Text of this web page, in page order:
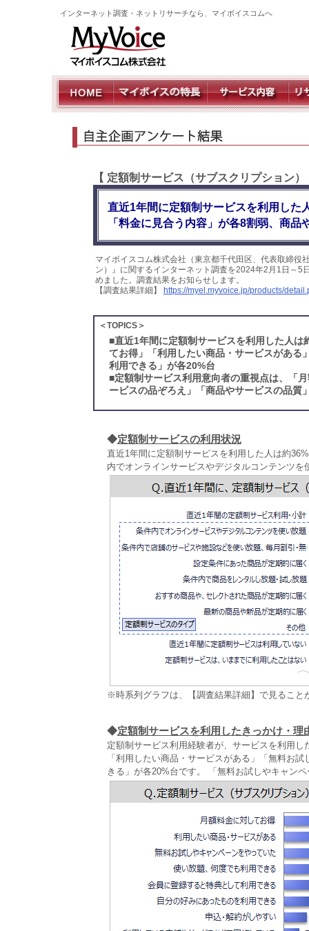
インターネット調査・ネットリサーチなら、マイボイスコムへ
【 定額制サービス（サブスクリプション
直近1年間に定額制サービスを利用した
「料金に見合う内容」が各8割弱、商
マイボイスコム株式会社（東京都千代田区、代表取締
ン）』に関するインターネット調査を2024年2月1日～5
めました。調査結果をお知らせします。
【調査結果詳細】
https://myel.myvoice.jp/products/
＜TOPICS＞
■直近1年間に定額制サービスを利用した人
てお得」「利用したい商品・サービスがある
利用できる」が各20%台
■定額制サービス利用意向者の重視点は、「
ービスの品ぞろえ」「商品やサービスの品質
◆定額制サービスの利用状況
直近1年間に定額制サービスを利用した人は約
内でオンラインサービスやデジタルコンテンツ
※時系列グラフは、【調査結果詳細】で見ること
◆定額制サービスを利用したきっかけ・理
定額制サービス利用経験者が、サービスを利用
「利用したい商品・サービスがある」「無料お
きる」が各20%台です。 「無料お試しやキャン